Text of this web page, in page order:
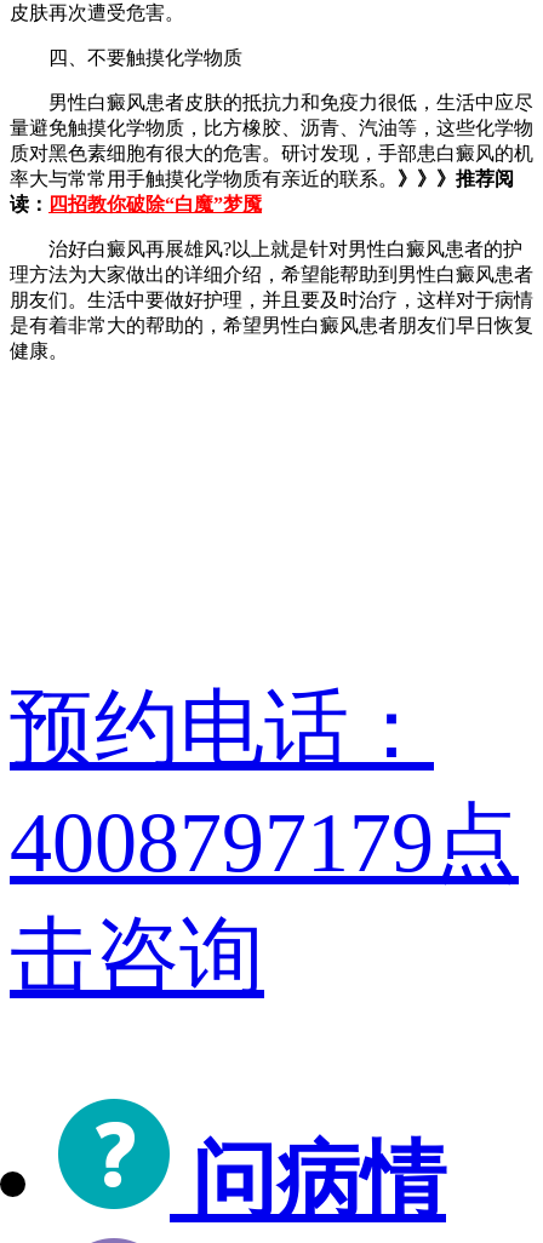
皮肤再次遭受危害。
四、不要触摸化学物质
男性白癜风患者皮肤的抵抗力和免疫力很低，生活中应尽
量避免触摸化学物质，比方橡胶、沥青、汽油等，这些化学物
质对黑色素细胞有很大的危害。研讨发现，手部患白癜风的机
率大与常常用手触摸化学物质有亲近的联系。 》》》推荐阅
读： 四招教你破除“白魔”梦魇
治好白癜风再展雄风?以上就是针对男性白癜风患者的护
理方法为大家做出的详细介绍，希望能帮助到男性白癜风患者
朋友们。生活中要做好护理，并且要及时治疗，这样对于病情
是有着非常大的帮助的，希望男性白癜风患者朋友们早日恢复
健康。
预约电话：
4008797179点
击咨询
问病情